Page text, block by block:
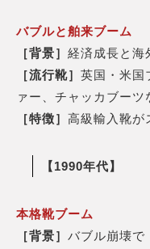
バブルと舶来ブーム
［背景］ 経済成長と海
［流行靴］ 英国・米国
ァー、チャッカブーツ
［特徴］ 高級輸入靴が
【1990年代】
本格靴ブーム
［背景］ バブル崩壊で